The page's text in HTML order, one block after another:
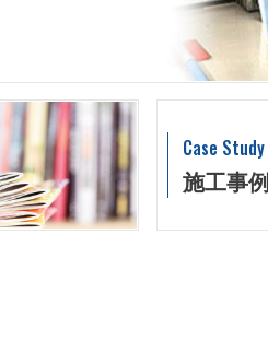
Case Study
施工事例